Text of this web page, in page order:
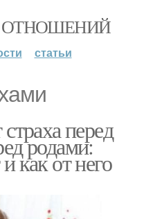
ОТНОШЕНИЙ
статьи
перед
родами:
как от него